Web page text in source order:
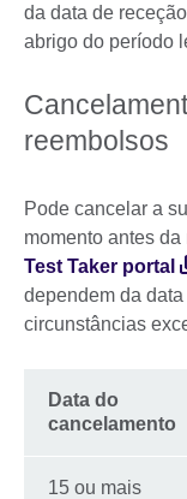
da data de
abrigo do período
reembolsos
Pode cancelar a
momento antes
Test Taker portal
dependem da
circunstâncias
Data do
cancelamento
15 ou mais